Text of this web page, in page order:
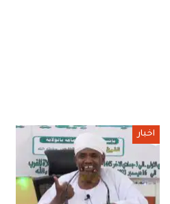
اخبار